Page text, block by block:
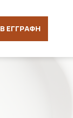
ΕΓΓΡΑΦΉ